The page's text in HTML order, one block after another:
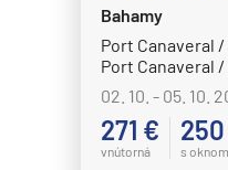
HX MS Fram
HX MS Fridtjof
HX MS Maud
HX MS Roald
Bahamy
Port Canaveral /
Port Canaveral /
02. 10. - 05. 10.
271 €
vnútorná s oknom